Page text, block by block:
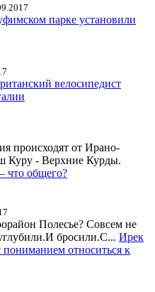
парке установили
велосипедист
происходят от Ирано-
Куру - Верхние Курды.
что общего?
Полесье? Совсем не
бросили.С... Ирек
относиться к